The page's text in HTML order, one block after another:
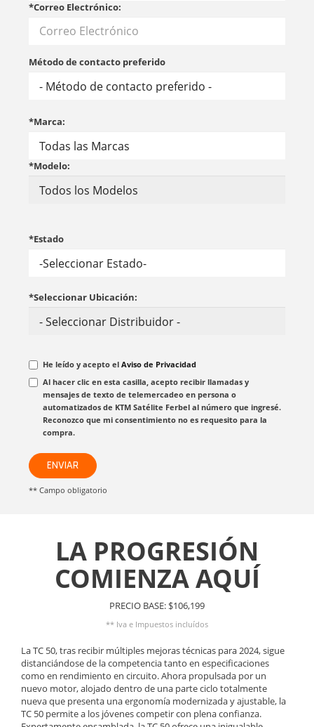
*Correo Electrónico:
Método de contacto preferido
*Marca:
*Modelo:
*Estado
*Seleccionar Ubicación:
He leído y acepto el Aviso de Privacidad
Al hacer clic en esta casilla, acepto recibir llamadas y
mensajes de texto de telemercadeo en persona o
automatizados de KTM Satélite Ferbel al número que ingresé.
Reconozco que mi consentimiento no es requesito para la
compra.
ENVIAR
** Campo obligatorio
LA PROGRESIÓN
COMIENZA AQUÍ
PRECIO BASE: $106,199
** Iva e Impuestos incluídos
La TC 50, tras recibir múltiples mejoras técnicas para 2024, sigue
distanciándose de la competencia tanto en especificaciones
como en rendimiento en circuito. Ahora propulsada por un
nuevo motor, alojado dentro de una parte ciclo totalmente
nueva que presenta una ergonomía modernizada y ajustable, la
TC 50 permite a los jóvenes competir con plena confianza.